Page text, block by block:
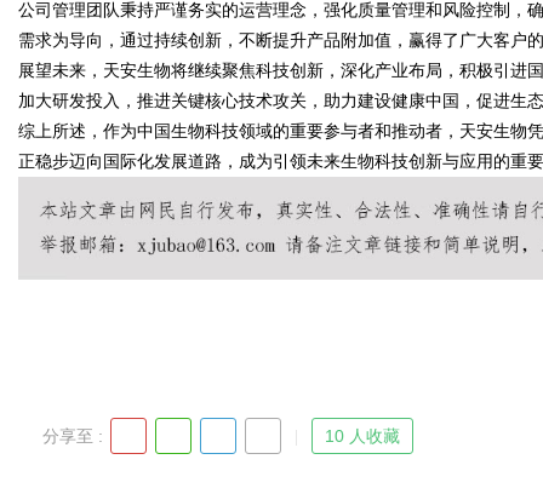
!
公司管理团队秉持严谨务实的运营理念，强化质量管理和风险控制，
需求为导向，通过持续创新，不断提升产品附加值，赢得了广大客户
展望未来，天安生物将继续聚焦科技创新，深化产业布局，积极引进
加大研发投入，推进关键核心技术攻关，助力建设健康中国，促进生
综上所述，作为中国生物科技领域的重要参与者和推动者，天安生物
正稳步迈向国际化发展道路，成为引领未来生物科技创新与应用的重
分享至 : 10 人收藏